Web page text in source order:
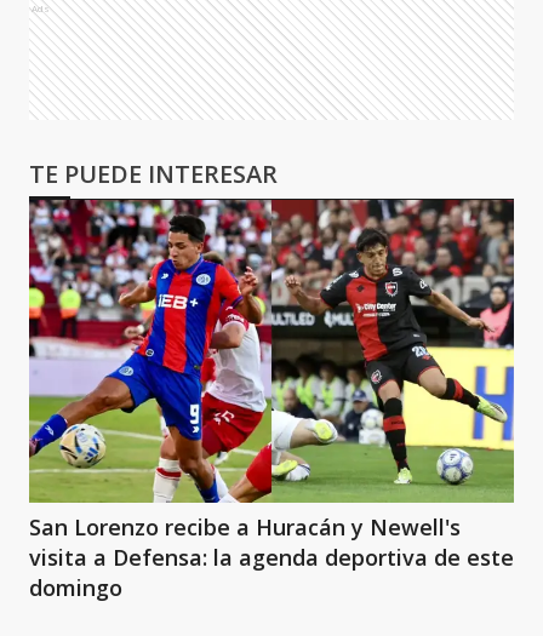
Ads
TE PUEDE INTERESAR
San Lorenzo recibe a Huracán y Newell's
visita a Defensa: la agenda deportiva de este
domingo